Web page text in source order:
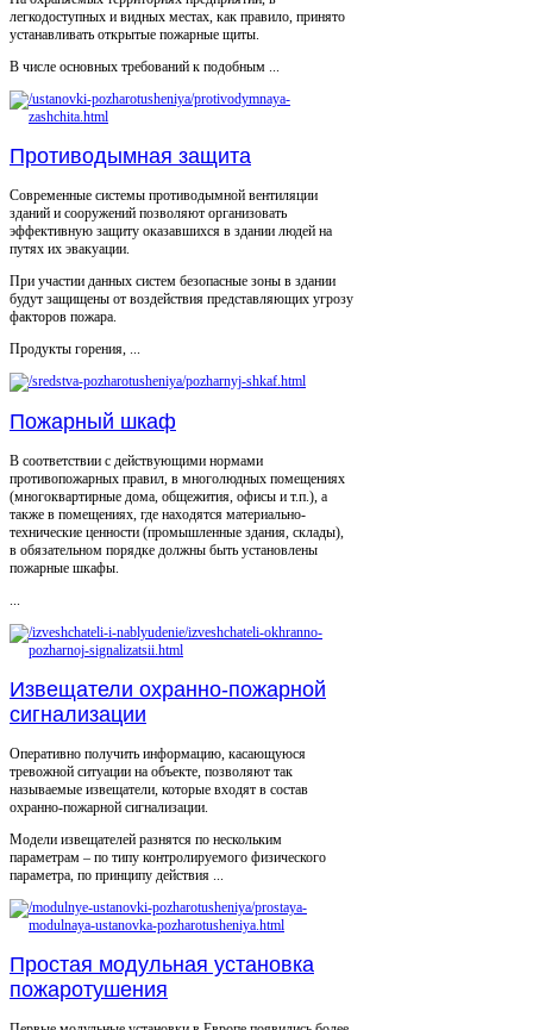
легкодоступных и видных местах, как правило, принято
устанавливать открытые пожарные щиты.
В числе основных требований к подобным ...
Противодымная защита
Современные системы противодымной вентиляции
зданий и сооружений позволяют организовать
эффективную защиту оказавшихся в здании людей на
путях их эвакуации.
При участии данных систем безопасные зоны в здании
будут защищены от воздействия представляющих угрозу
факторов пожара.
Продукты горения, ...
Пожарный шкаф
В соответствии с действующими нормами
противопожарных правил, в многолюдных помещениях
(многоквартирные дома, общежития, офисы и т.п.), а
также в помещениях, где находятся материально-
технические ценности (промышленные здания, склады),
в обязательном порядке должны быть установлены
пожарные шкафы.
...
Извещатели охранно-пожарной
сигнализации
Оперативно получить информацию, касающуюся
тревожной ситуации на объекте, позволяют так
называемые извещатели, которые входят в состав
охранно-пожарной сигнализации.
Модели извещателей разнятся по нескольким
параметрам – по типу контролируемого физического
параметра, по принципу действия ...
Простая модульная установка
пожаротушения